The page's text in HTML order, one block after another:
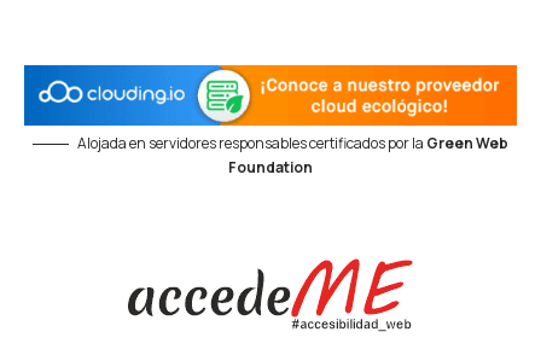
Alojada en servidores responsables certificados por la Green Web
Foundation